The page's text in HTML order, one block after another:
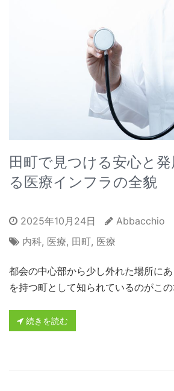
田町で見つける安心と発
る医療インフラの全貌
2025年10月24日
Abbacchio
内科, 医療, 田町, 医療
都会の中心部から少し外れた場所に
を持つ町として知られているのがこの
続きを読む